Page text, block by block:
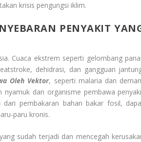
krisis pengungsi iklim.
PENYAKIT
Cuaca ekstrem seperti gelombang
dehidrasi, dan gangguan
Oleh Vektor, seperti malaria dan
nyamuk dan organisme pembawa
pembakaran bahan bakar fosil,
paru kronis.
sudah terjadi dan mencegah